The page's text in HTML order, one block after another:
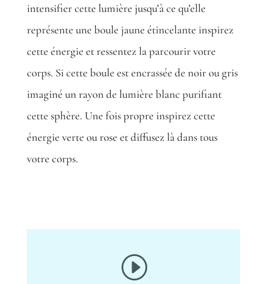
intensifier cette lumière jusqu’à ce qu’elle
représente une boule jaune étincelante inspirez
cette énergie et ressentez la parcourir votre
corps. Si cette boule est encrassée de noir ou gris
imaginé un rayon de lumière blanc purifiant
cette sphère. Une fois propre inspirez cette
énergie verte ou rose et diffusez là dans tous
votre corps.
I